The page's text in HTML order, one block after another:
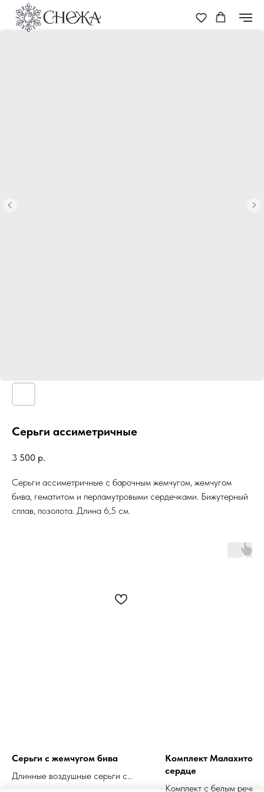
Серьги ассиметричные
3 500 р.
Серьги ассиметричные с барочным жемчугом, жемчугом
бива, гематитом и перламутровыми сердечками. Бижутерный
сплав, позолота. Длина 6,5 см.
Серьги с жемчугом бива
Длинные воздушные серьги с
Комплект
сердце
Комплект с белым